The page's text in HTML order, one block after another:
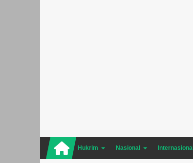
Hukrim Nasional Internasional